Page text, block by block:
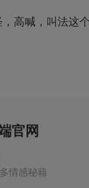
高喊，叫法这
官网
情感秘籍